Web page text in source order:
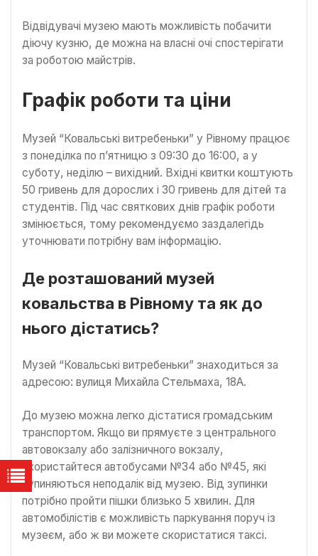
Відвідувачі музею мають можливість побачити
діючу кузню, де можна на власні очі спостерігати
за роботою майстрів.
Графік роботи та ціни
Музей “Ковальські витребеньки” у Рівному працює
з понеділка по п’ятницю з 09:30 до 16:00, а у
суботу, неділю – вихідний. Вхідні квитки коштують
50 гривень для дорослих і 30 гривень для дітей та
студентів. Під час святкових днів графік роботи
змінюється, тому рекомендуємо заздалегідь
уточнювати потрібну вам інформацію.
Де розташований музей
ковальства в Рівному та як до
нього дістатись?
Музей “Ковальські витребеньки” знаходиться за
адресою: вулиця Михайла Стельмаха, 18А.
До музею можна легко дістатися громадським
транспортом. Якщо ви прямуєте з центрального
автовокзалу або залізничного вокзалу,
скористайтеся автобусами №34 або №45, які
зупиняються неподалік від музею. Від зупинки
потрібно пройти пішки близько 5 хвилин. Для
автомобілістів є можливість паркування поруч із
музеєм, або ж ви можете скористатися таксі.